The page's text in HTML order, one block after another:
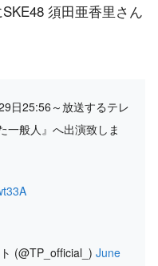
須田亜香里さん
日25:56～放送するテレ
一般人』へ出演致しま
(@TP_official_) June